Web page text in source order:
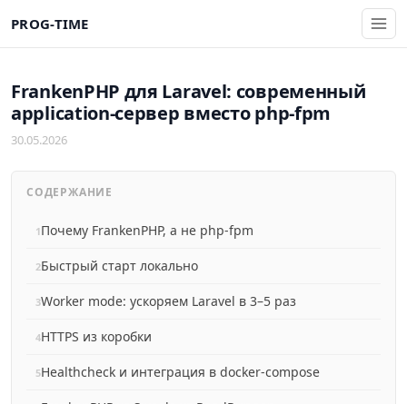
PROG-TIME
FrankenPHP для Laravel: современный
application-сервер вместо php-fpm
30.05.2026
СОДЕРЖАНИЕ
Почему FrankenPHP, а не php-fpm
Быстрый старт локально
Worker mode: ускоряем Laravel в 3–5 раз
HTTPS из коробки
Healthcheck и интеграция в docker-compose